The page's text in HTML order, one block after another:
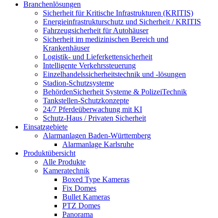
Branchenlösungen
Sicherheit für Kritische Infrastrukturen (KRITIS)
Energieinfrastrukturschutz und Sicherheit / KRITIS
Fahrzeugsicherheit für Autohäuser
Sicherheit im medizinischen Bereich und
Krankenhäuser
Logistik- und Lieferkettensicherheit
Intelligente Verkehrssteuerung
Einzelhandelssicherheitstechnik und -lösungen
Stadion-Schutzsysteme
BehördenSicherheit Systeme & PolizeiTechnik
Tankstellen-Schutzkonzepte​
24/7 Pferdeüberwachung mit KI
Schutz-Haus / Privaten Sicherheit
Einsatzgebiete
Alarmanlagen Baden-Württemberg
Alarmanlage Karlsruhe
Produktübersicht
Alle Produkte
Kameratechnik
Boxed Type Kameras
Fix Domes
Bullet Kameras
PTZ Domes
Panorama